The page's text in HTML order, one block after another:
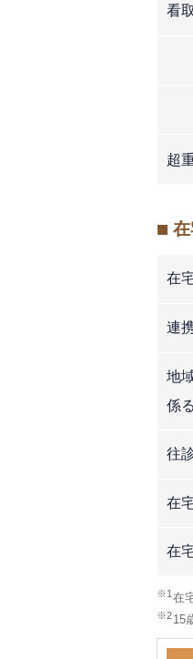
看
超
■
在
連
地
係
往
在
在
※1 在
※215